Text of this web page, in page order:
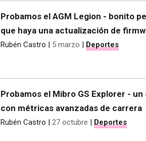
Probamos el AGM Legion - bonito
que haya una actualización de
Rubén Castro | 5 marzo | Deportes
Probamos el Mibro GS Explorer -
con métricas avanzadas de carrera
Rubén Castro | 27 octubre | Deportes